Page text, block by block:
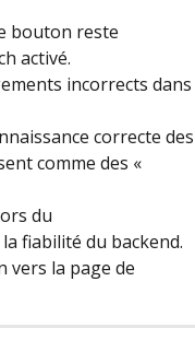
bouton reste
activé.
incorrects dans
correcte des
comme des «
du
fiabilité du backend.
vers la page de